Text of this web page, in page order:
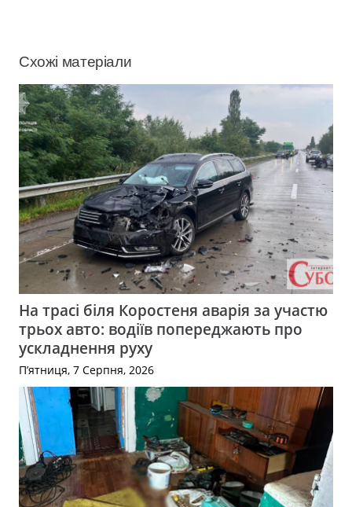
Схожі матеріали
На трасі біля Коростеня аварія за участю
трьох авто: водіїв попереджають про
ускладнення руху
П’ятниця, 7 Серпня, 2026